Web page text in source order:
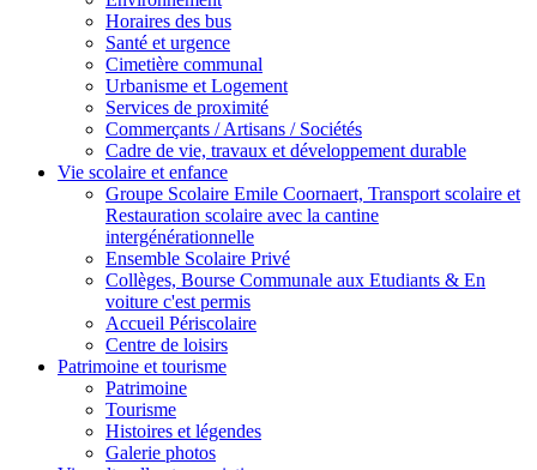
Horaires des bus
Santé et urgence
Cimetière communal
Urbanisme et Logement
Services de proximité
Commerçants / Artisans / Sociétés
Cadre de vie, travaux et développement durable
Vie scolaire et enfance
Groupe Scolaire Emile Coornaert, Transport scolaire et
Restauration scolaire avec la cantine
intergénérationnelle
Ensemble Scolaire Privé
Collèges, Bourse Communale aux Etudiants & En
voiture c'est permis
Accueil Périscolaire
Centre de loisirs
Patrimoine et tourisme
Patrimoine
Tourisme
Histoires et légendes
Galerie photos